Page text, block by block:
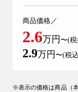
商品価格／
2.6万円 〜(
2.9万円 〜(税
※表示の価格は商品（